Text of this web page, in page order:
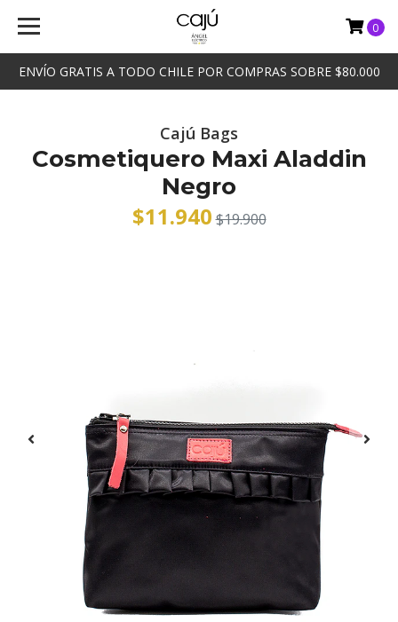
ENVÍO GRATIS A TODO CHILE POR COMPRAS SOBRE $80.000
0
Cajú Bags
Cosmetiquero Maxi Aladdin
Negro
$11.940 $19.900